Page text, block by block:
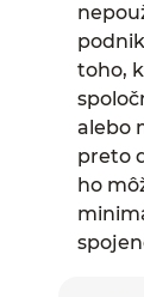
toho,
alebo
preto
ho